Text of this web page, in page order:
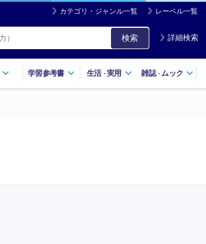
カテゴリ・ジャンル一覧 レーベル一覧
検索 詳細検索
学習参考書 生活・実用 雑誌・ ムック